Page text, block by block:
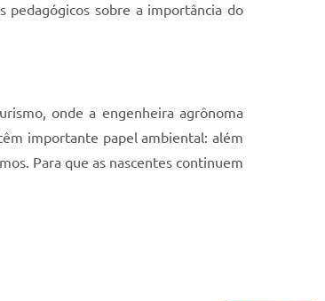
pedagógicos sobre a importância do
onde a engenheira agrônoma
importante papel ambiental: além
Para que as nascentes continuem